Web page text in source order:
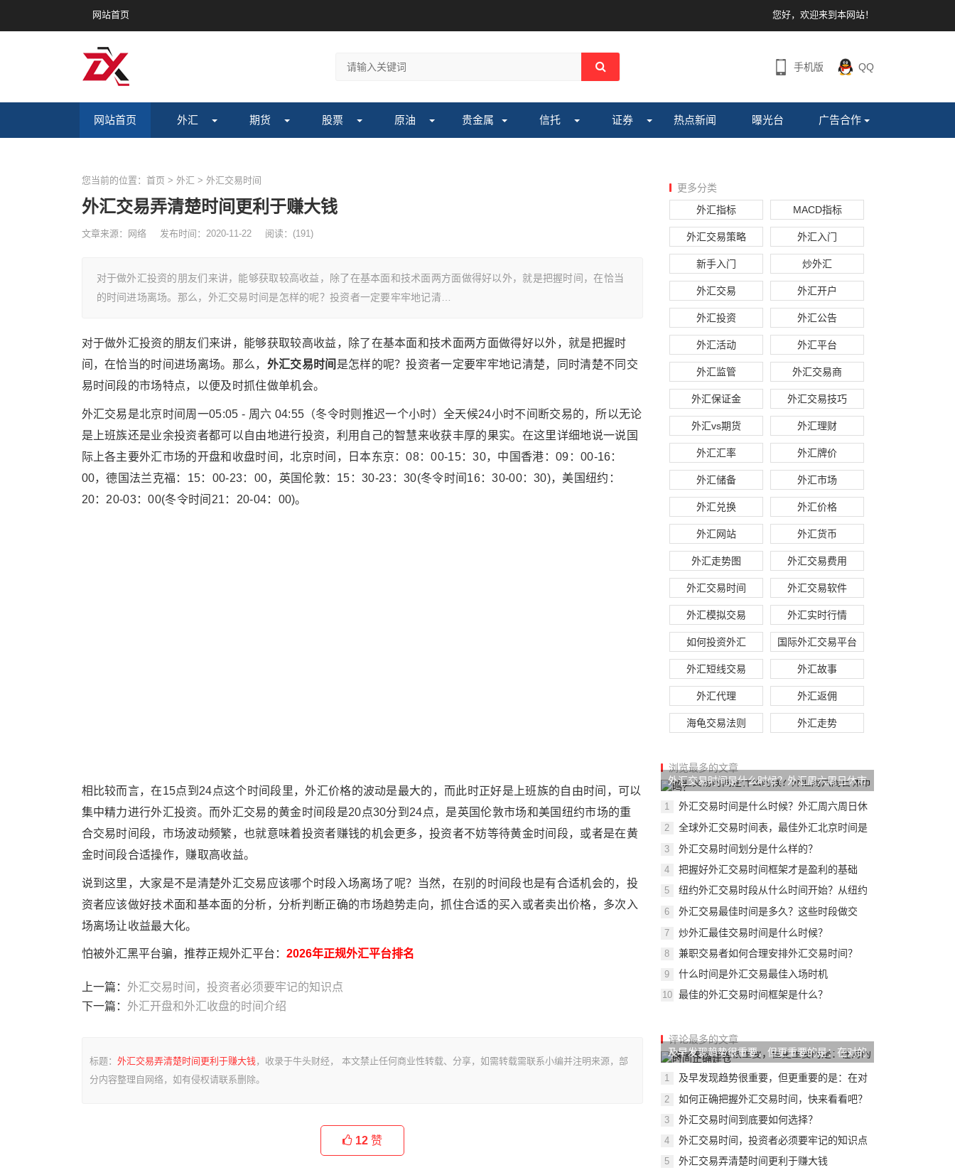
网站首页 您好，欢迎来到本网站！
手机版 QQ
网站首页 外汇 期货 股票 原油 贵金属 信托 证券 热点新闻 曝光台 广告合作
您当前的位置： 首页 > 外汇 > 外汇交易时间
外汇交易弄清楚时间更利于赚大钱
文章来源：网络 发布时间：2020-11-22 阅读： (191)
对于做外汇投资的朋友们来讲，能够获取较高收益，除了在基本面和技术面两方面做得好以外，就是把握时间，在恰当
的时间进场离场。那么，外汇交易时间是怎样的呢？投资者一定要牢牢地记清…
对于做外汇投资的朋友们来讲，能够获取较高收益，除了在基本面和技术面两方面做得好以外，就是把握时
间，在恰当的时间进场离场。那么， 外汇交易时间 是怎样的呢？投资者一定要牢牢地记清楚，同时清楚不同交
易时间段的市场特点，以便及时抓住做单机会。
外汇交易是北京时间周一05:05 - 周六 04:55（冬令时则推迟一个小时）全天候24小时不间断交易的，所以无论
是上班族还是业余投资者都可以自由地进行投资，利用自己的智慧来收获丰厚的果实。在这里详细地说一说国
际上各主要外汇市场的开盘和收盘时间，北京时间，日本东京：08：00-15：30，中国香港：09：00-16：
00，德国法兰克福：15：00-23：00，英国伦敦：15：30-23：30(冬令时间16：30-00：30)，美国纽约：
20：20-03：00(冬令时间21：20-04：00)。
相比较而言，在15点到24点这个时间段里，外汇价格的波动是最大的，而此时正好是上班族的自由时间，可以
集中精力进行外汇投资。而外汇交易的黄金时间段是20点30分到24点，是英国伦敦市场和美国纽约市场的重
合交易时间段，市场波动频繁，也就意味着投资者赚钱的机会更多，投资者不妨等待黄金时间段，或者是在黄
金时间段合适操作，赚取高收益。
说到这里，大家是不是清楚外汇交易应该哪个时段入场离场了呢？当然，在别的时间段也是有合适机会的，投
资者应该做好技术面和基本面的分析，分析判断正确的市场趋势走向，抓住合适的买入或者卖出价格，多次入
场离场让收益最大化。
怕被外汇黑平台骗，推荐正规外汇平台： 2026年正规外汇平台排名
上一篇： 外汇交易时间，投资者必须要牢记的知识点
下一篇： 外汇开盘和外汇收盘的时间介绍
标题： 外汇交易弄清楚时间更利于赚大钱，收录于牛头财经， 本文禁止任何商业性转载、分享，如需转载需联系小编并注明来源，部
分内容整理自网络，如有侵权请联系删除。
12 赞
更多分类
外汇指标
MACD指标
外汇交易策略 外汇入门
新手入门 炒外汇
外汇交易 外汇开户
外汇投资 外汇公告
外汇活动 外汇平台
外汇监管 外汇交易商
外汇保证金 外汇交易技巧
外汇vs期货 外汇理财
外汇汇率 外汇牌价
外汇储备 外汇市场
外汇兑换 外汇价格
外汇网站 外汇货币
外汇走势图 外汇交易费用
外汇交易时间 外汇交易软件
外汇模拟交易 外汇实时行情
如何投资外汇 国际外汇交易平台
外汇短线交易 外汇故事
外汇代理 外汇返佣
海龟交易法则 外汇走势
浏览最多的文章
外汇交易时间是什么时候？外汇周六周日休市
吗
1
外汇交易时间是什么时候？外汇周六周日休
2
全球外汇交易时间表，最佳外汇北京时间是
3 ​外汇交易时间划分是什么样的？
4 把握好外汇交易时间框架才是盈利的基础
5
纽约外汇交易时段从什么时间开始？从纽约
6
外汇交易最佳时间是多久？这些时段做交
7 炒外汇最佳交易时间是什么时候？
8 兼职交易者如何合理安排外汇交易时间？
9 什么时间是外汇交易最佳入场时机
10 最佳的外汇交易时间框架是什么？
评论最多的文章
及早发现趋势很重要，但更重要的是：在对的
时间
1
及早发现趋势很重要，但更重要的是：在对
2 如何正确把握外汇交易时间，快来看看吧？
3 外汇交易时间到底要如何选择？
4 外汇交易时间，投资者必须要牢记的知识点
5 外汇交易弄清楚时间更利于赚大钱